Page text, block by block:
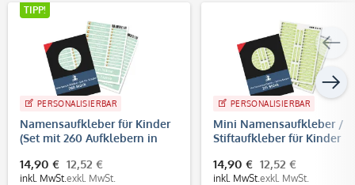
TIPP!
PERSONALISIERBAR
Namensaufkleber für Kinder
(Set mit 260 Aufklebern in
14,90 €
inkl. MwSt.
12,52 €
exkl. MwSt.
PERSONALISIERBAR
Mini Namensaufkleber /
Stiftaufkleber für Kinder
mm)
14,90 €
inkl. MwSt.
12,52 €
exkl. MwSt.